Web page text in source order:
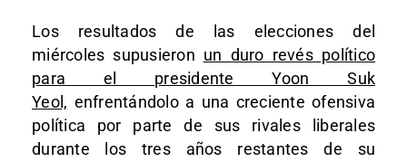
Los resultados de las elecciones del
miércoles supusieron un duro revés político
para el presidente Yoon Suk
Yeol, enfrentándolo a una creciente ofensiva
política por parte de sus rivales liberales
durante los tres años restantes de su